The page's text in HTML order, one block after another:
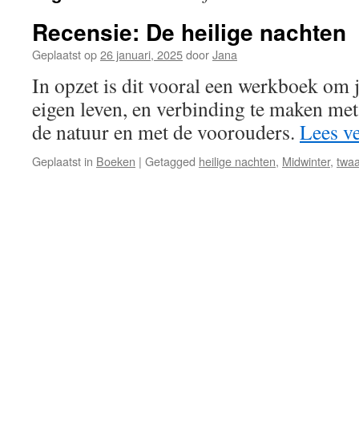
Recensie: De heilige nachten
Geplaatst op26 januari, 2025doorJana
In opzet is dit vooral een werkboek om
eigen leven, en verbinding te maken
de natuur en met de voorouders. Lees
Geplaatst in Boeken | Getagged heilige nachten, Midwinter,